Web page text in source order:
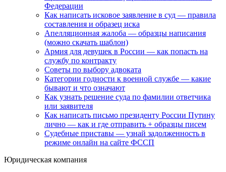
Федерации
Как написать исковое заявление в суд — правила
составления и образец иска
Апелляционная жалоба — образцы написания
(можно скачать шаблон)
Армия для девушек в России — как попасть на
службу по контракту
Советы по выбору адвоката
Категории годности к военной службе — какие
бывают и что означают
Как узнать решение суда по фамилии ответчика
или заявителя
Как написать письмо президенту России Путину
лично — как и где отправить + образцы писем
Судебные приставы — узнай задолженность в
режиме онлайн на сайте ФССП
Юридическая компания